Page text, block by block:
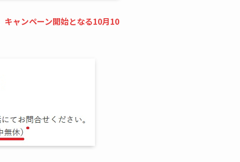
キャンペーン開始となる10月10